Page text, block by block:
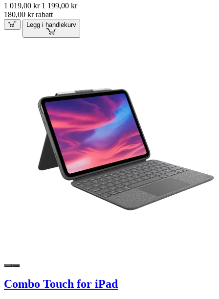
1 019,00 kr 1 199,00 kr
180,00 kr rabatt
Legg i handlekurv
Combo Touch for iPad